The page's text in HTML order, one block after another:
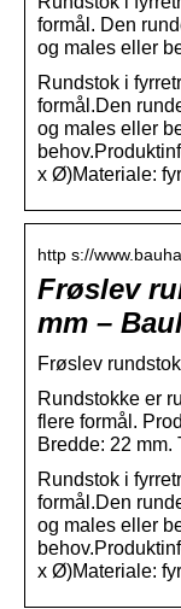
formål. Den
og males eller
Rundstok i
formål.Den
og males eller
x Ø)Materiale: fyr
http s://
Frøslev
mm –
Frøslev
Rundstokke er
flere formål.
Bredde: 22
Rundstok i
formål.Den
og males eller
x Ø)Materiale: fyr